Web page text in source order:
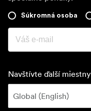
Súkromná osoba
Navštívte ďalší